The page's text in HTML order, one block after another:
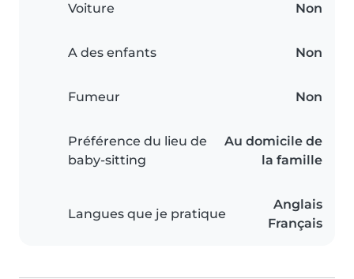
Voiture Non
A des enfants Non
Fumeur Non
Préférence du lieu de
baby-sitting
Au domicile de
la famille
Langues que je pratique
Anglais
Français